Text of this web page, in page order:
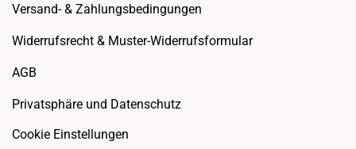
Versand- & Zahlungsbedingungen
Widerrufsrecht & Muster-Widerrufsformular
AGB
Privatsphäre und Datenschutz
Cookie Einstellungen